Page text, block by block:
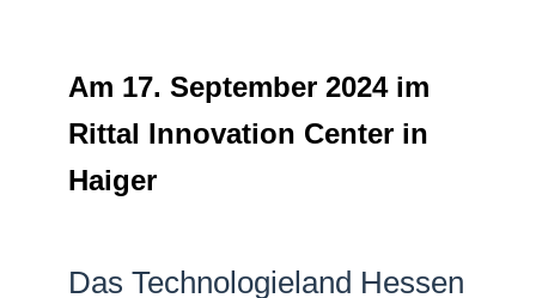
Netzwerke
Am 17. September 2024 im
Rittal Innovation Center in
Haiger
Das Technologieland Hessen